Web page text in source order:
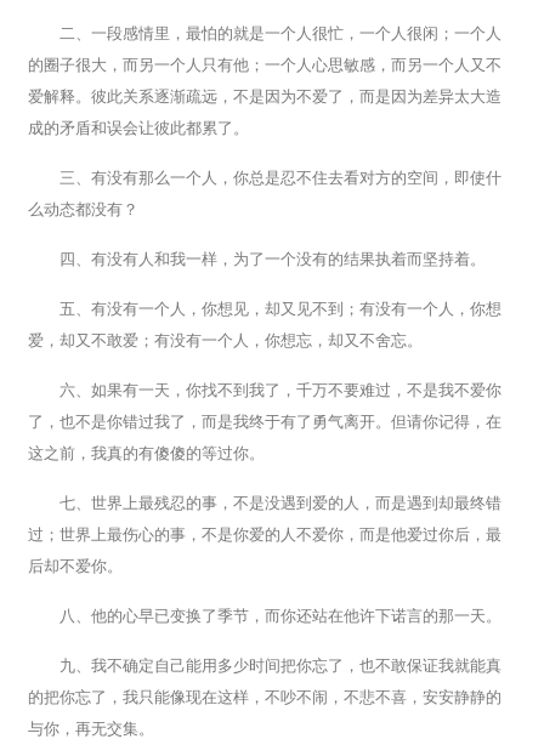
二、一段感情里，最怕的就是一个人很忙，一个人很闲；一个人
的圈子很大，而另一个人只有他；一个人心思敏感，而另一个人又不
爱解释。彼此关系逐渐疏远，不是因为不爱了，而是因为差异太大造
成的矛盾和误会让彼此都累了。
三、有没有那么一个人，你总是忍不住去看对方的空间，即使什
么动态都没有？
四、有没有人和我一样，为了一个没有的结果执着而坚持着。
五、有没有一个人，你想见，却又见不到；有没有一个人，你想
爱，却又不敢爱；有没有一个人，你想忘，却又不舍忘。
六、如果有一天，你找不到我了，千万不要难过，不是我不爱你
了，也不是你错过我了，而是我终于有了勇气离开。但请你记得，在
这之前，我真的有傻傻的等过你。
七、世界上最残忍的事，不是没遇到爱的人，而是遇到却最终错
过；世界上最伤心的事，不是你爱的人不爱你，而是他爱过你后，最
后却不爱你。
八、他的心早已变换了季节，而你还站在他许下诺言的那一天。
九、我不确定自己能用多少时间把你忘了，也不敢保证我就能真
的把你忘了，我只能像现在这样，不吵不闹，不悲不喜，安安静静的
与你，再无交集。